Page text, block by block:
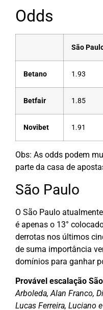
Odds
São
Betano 1.93
Betfair 1.85
Novibet 1.91
Obs: As odds podem
parte da casa de
São Paulo
O São Paulo
é apenas o 13°
derrotas nos últimos
de suma importância
domínios para ganhar
Provável escalação
Arboleda, Alan Franco,
Lucas Ferreira, Luciano